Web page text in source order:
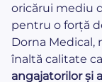
oricărui mediu
pentru o forță
Dorna Medical,
înaltă calitate
angajatorilor și